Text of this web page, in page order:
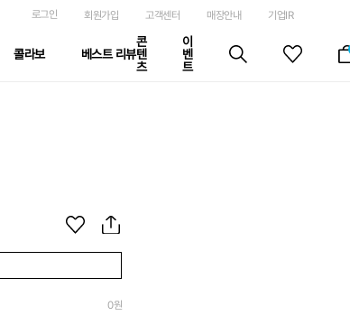
로그인 회원가입 고객센터 매장안내 기업IR
콜라보 베스트 리뷰
콘
텐
츠
이
벤
트
0원